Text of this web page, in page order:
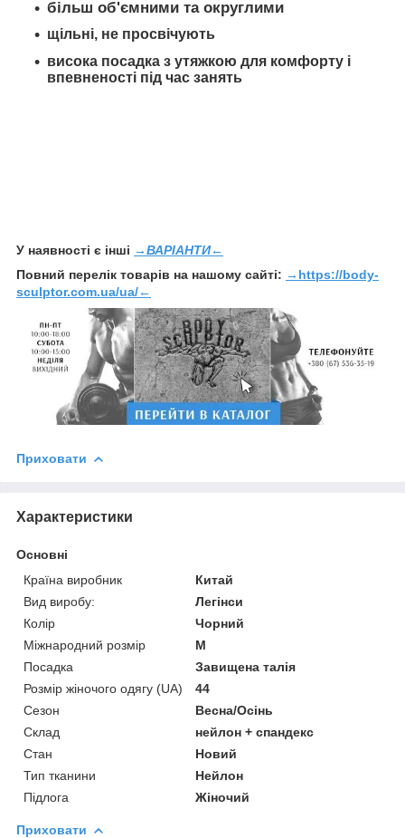
більш об'ємними та округлими
щільні, не просвічують
висока посадка з утяжкою для комфорту і
впевненості під час занять
У наявності є інші →ВАРІАНТИ←
Повний перелік товарів на нашому сайті: → https://body-
sculptor.com.ua/ua/←
Приховати
Характеристики
Основні
Країна виробник
Китай
Вид виробу:
Легінси
Колір
Чорний
Міжнародний розмір
M
Посадка
Завищена талія
Розмір жіночого одягу (UA)
44
Сезон
Весна/Осінь
Склад
нейлон + спандекс
Стан
Новий
Тип тканини
Нейлон
Підлога
Жіночий
Приховати